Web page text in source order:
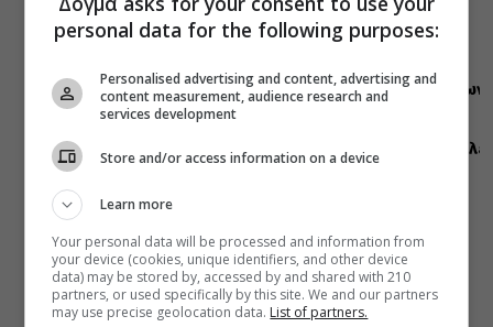
ΜΗΤΡΟΠΟΛΕΙΣ
07 Αυγούστου 2026
Στελέχη των
κατασκηνώσεων
στα
personal data for the following purposes:
Personalised advertising and content, advertising and
content measurement, audience research and
services development
Store and/or access information on a device
Learn more
Your personal data will be processed and information from
your device (cookies, unique identifiers, and other device
data) may be stored by, accessed by and shared with 210
partners, or used specifically by this site. We and our partners
may use precise geolocation data. List of partners.